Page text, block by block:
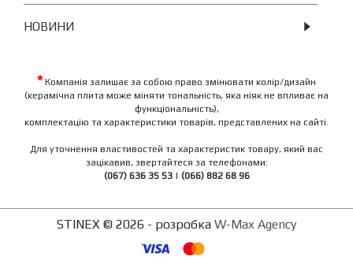
НОВИНИ
* Компанія залишає за собою право змінювати колір/дизайн
(керамічна плита може міняти тональність, яка ніяк не впливає на
функціональність),
комплектацію та характеристики товарів, представлених на сайті.
Для уточнення властивостей та характеристик товару, який вас
зацікавив, звертайтеся за телефонами:
(067) 636 35 53| (066) 882 68 96
STINEX © 2026 - розробка W-Max Agency